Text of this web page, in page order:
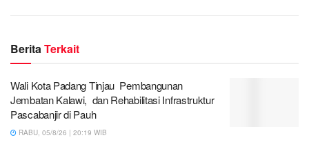
BeritaTerkait
Wali Kota Padang Tinjau Pembangunan
Jembatan Kalawi, dan Rehabilitasi Infrastruktur
Pascabanjir di Pauh
RABU, 05/8/26 | 20:19 WIB